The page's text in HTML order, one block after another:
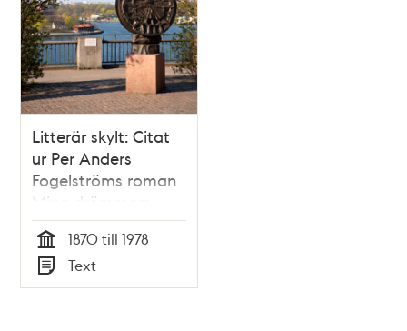
Litterär skylt: Citat
ur Per Anders
Fogelströms roman
Mina drömmars
stad
Tid
1870 till 1978
Typ
Text